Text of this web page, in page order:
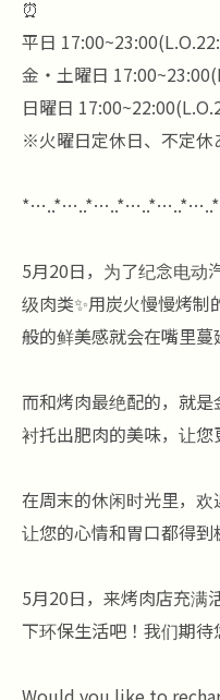
⏰
平日
金・土曜日
日曜日
※火曜日定休日、不定休
5月20日，为了纪念电动
级肉类✨用炭火慢慢烤
般的鲜美感就会在嘴里蔓
而和烤肉最绝配的，就
衬托出肥肉的美味，让您
在周末的休闲时光里，
让您的心情和胃口都得到
5月20日，来烤肉店充满
下环保生活吧！我们期待